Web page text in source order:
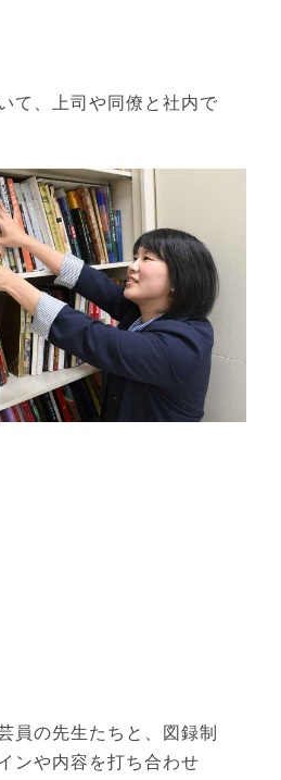
て、上司や同僚と社内で
員の先生たちと、図録制
ンや内容を打ち合わせ